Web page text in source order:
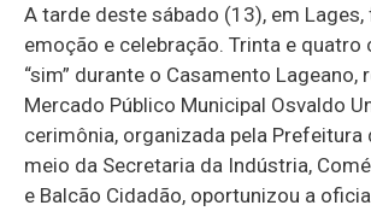
A tarde deste sábado (13), em
emoção e celebração. Trinta e quatro
“sim” durante o Casamento Lageano,
Mercado Público Municipal Osvaldo
cerimônia, organizada pela Prefeitura
meio da Secretaria da Indústria,
e Balcão Cidadão, oportunizou a